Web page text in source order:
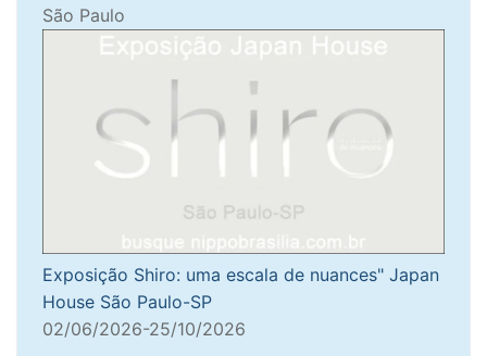
São Paulo
Exposição Shiro: uma escala de nuances" Japan
House São Paulo-SP
02/06/2026-25/10/2026